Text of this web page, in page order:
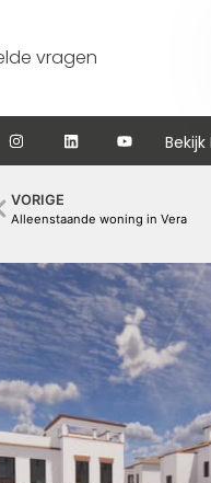
vragen
VORIGE
Alleenstaande woning in Vera